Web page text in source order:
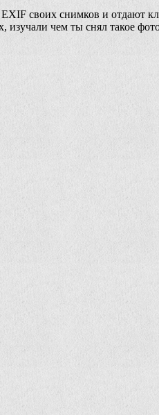
своих снимков и отдают
изучали чем ты снял такое